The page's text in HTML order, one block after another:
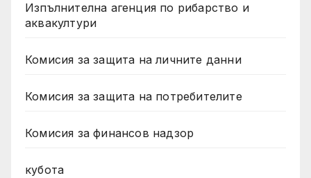
Изпълнителна агенция по рибарство и
аквакултури
Комисия за защита на личните данни
Комисия за защита на потребителите
Комисия за финансов надзор
кубота